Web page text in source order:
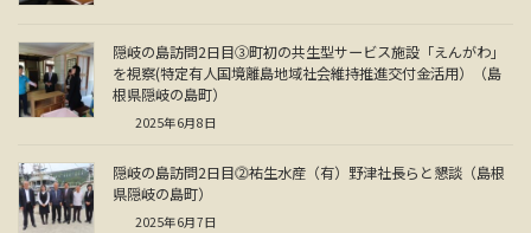
隠岐の島訪問2日目③町初の共生型サービス施設「えんがわ」
を視察(特定有人国境離島地域社会維持推進交付金活用）（島
根県隠岐の島町）
2025年6月8日
隠岐の島訪問2日目⓶祐生水産（有）野津社長らと懇談（島根
県隠岐の島町）
2025年6月7日